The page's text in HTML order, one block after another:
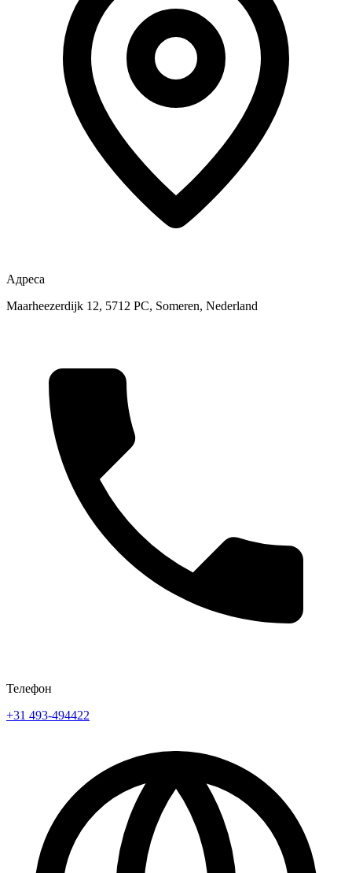
Адреса
Maarheezerdijk 12, 5712 PC, Someren, Nederland
Телефон
+31 493-494422